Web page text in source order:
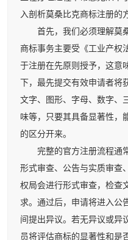
入剖析莫桑比克商标注册的
首先，我们必须理解莫桑
商标事务主要受《工业产权
于注册在先原则授予，这意
下，最先提交有效申请者将
文字、图形、字母、数字、
味等，只要其具备显著性，
的区分开来。
完整的官方注册流程通常
形式审查、公告与实质审查
权局会进行形式审查，检查
求。通过后，申请将进入公
间提出异议。若无异议或异
员将评估商标的显著性和是